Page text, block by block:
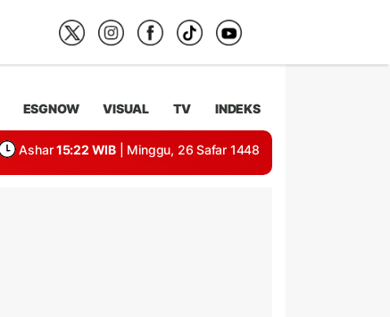
ESGNOW VISUAL TV INDEKS
Ashar 15:22 WIB | Minggu, 26 Safar 1448